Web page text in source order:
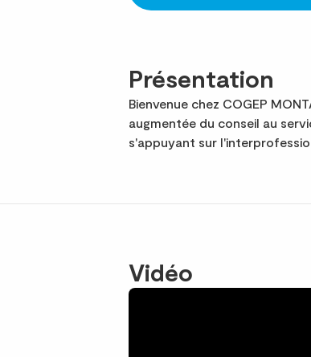
Présentation
Bienvenue chez COGEP
augmentée du conseil au
s'appuyant sur
Vidéo